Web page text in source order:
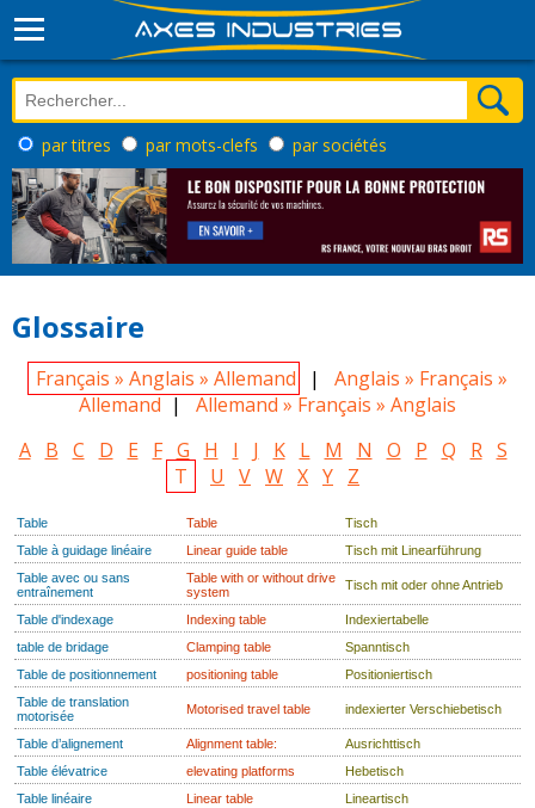
par titres par mots-clefs par sociétés
Glossaire
Français » Anglais » Allemand | Anglais » Français »
Allemand | Allemand » Français » Anglais
A
B C D E F G H I J K L M N O P Q R S
T
U V W X Y Z
Table Table
Tisch
Table à guidage linéaire
Linear guide table
Tisch mit Linearführung
Table avec ou sans
entraînement
Table with or without drive
system
Tisch mit oder ohne Antrieb
Table d'indexage Indexing table
Indexiertabelle
table de bridage
Clamping table
Spanntisch
Table de positionnement
positioning table
Positioniertisch
Table de translation
motorisée
Motorised travel table indexierter Verschiebetisch
Table d’alignement Alignment table:
Ausrichttisch
Table élévatrice
elevating platforms
Hebetisch
Table linéaire
Linear table
Lineartisch